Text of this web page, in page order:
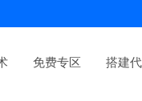
免费专区 搭建